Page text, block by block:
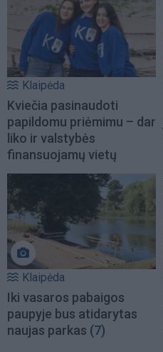
Klaipėda
Kviečia pasinaudoti
papildomu priėmimu – dar
liko ir valstybės
finansuojamų vietų
Klaipėda
Iki vasaros pabaigos
paupyje bus atidarytas
naujas parkas (7)